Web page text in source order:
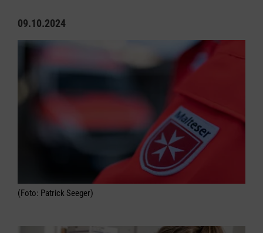
09.10.2024
(Foto: Patrick Seeger)